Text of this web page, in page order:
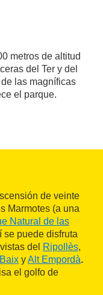
metros de altitud
del Ter y del
las magníficas
el parque.
de veinte
Marmotes (a una
Natural de las
se puede disfruta
del Ripollès,
Baix yAlt Empordà.
el golfo de